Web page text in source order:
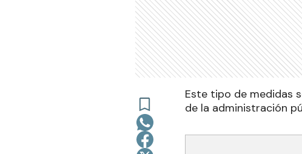
Este tipo de medidas
de la administración